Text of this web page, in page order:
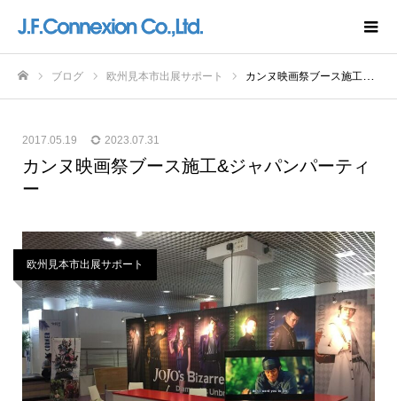
ブログ 欧州見本市出展サポート カンヌ映画祭ブース施工&ジャパンパーティー
2017.05.19 2023.07.31
カンヌ映画祭ブース施工&ジャパンパーティ
ー
欧州見本市出展サポート